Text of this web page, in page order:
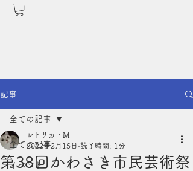
記事
全ての記事
イベント
全ての記事
第38回かわさき市民芸術祭
レトリカ・M
2022年2月15日 読了時間: 1分